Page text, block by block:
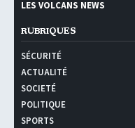
LES VOLCANS NEWS
RUBRIQUES
SÉCURITÉ
ACTUALITÉ
SOCIETÉ
POLITIQUE
SPORTS